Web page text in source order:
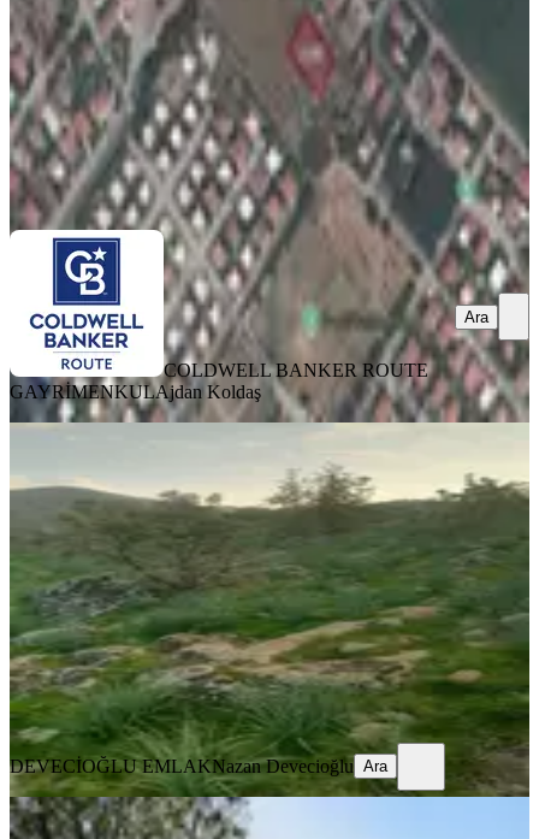
5.600.000 ₺
COLDWELL BANKER ROUTE GAYRİMENKULAjdan
Koldaş
Ara
COLDWELL BANKER ROUTE
GAYRİMENKULAjdan Koldaş
Ara
Devecioğlu Emlak Dan Mükemmel
Konumda Satılık Tarla
Dikili, Kıroba Mahallesi
32700 m²· 628/m²·11.06.2026
20.550.000 ₺
DEVECİOĞLU EMLAKNazan Devecioğlu
Ara
DEVECİOĞLU EMLAKNazan Devecioğlu Ara
Dikili Kıroba Köyünde 11 Dönüm